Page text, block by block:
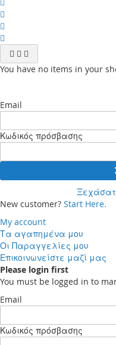
You have no items in your
Email
Κωδικός πρόσβασης
New customer? Start Here.
My account
Τα αγαπημένα μου
Οι Παραγγελίες μου
Επικοινωνείστε μαζί μας
Please login first
You must be logged in to
Email
Κωδικός πρόσβασης